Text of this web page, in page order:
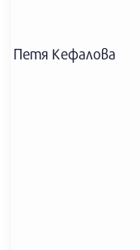
Петя Кефалова